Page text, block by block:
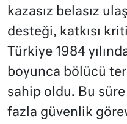
kazasız belasız
desteği, katkısı
Türkiye 1984
boyunca bölücü
sahip oldu. Bu
fazla güvenlik